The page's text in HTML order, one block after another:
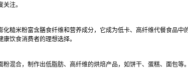
注。
糙米粉富含膳食纤维和营养成分，它成为低卡、高纤维代餐食品
饮食消费者的理想选择。
混合，制作出低脂肪、高纤维的烘焙产品，如饼干、蛋糕、面包